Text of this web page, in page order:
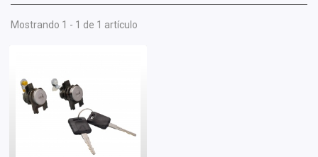
Mostrando 1 - 1 de 1 artículo